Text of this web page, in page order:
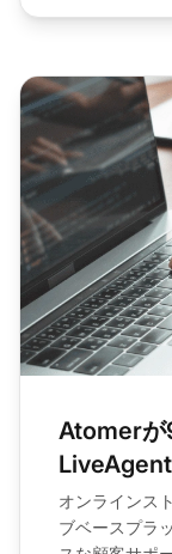
Atomerが
オンラインス
ブベースプラ